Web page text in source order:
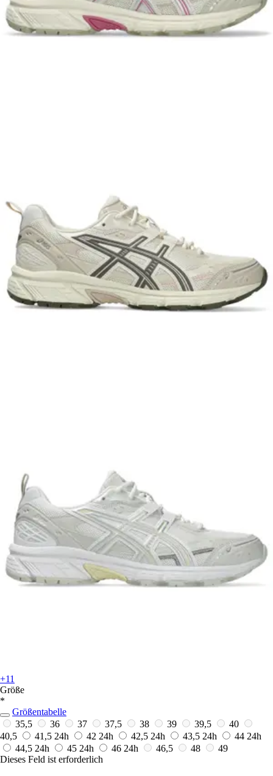
+11
Größe
*
Größentabelle
35,5
36 37 37,5 38 39 39,5
40
40,5
41,5 24h 42 24h 42,5 24h 43,5 24h 44 24h
44,5 24h 45 24h 46 24h 46,5 48
49
Dieses Feld ist erforderlich